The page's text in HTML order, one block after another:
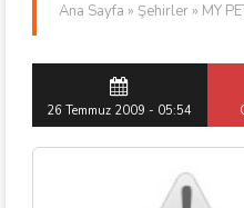
Ana Sayfa » Şehirler » MY
26 Temmuz 2009 - 05:54